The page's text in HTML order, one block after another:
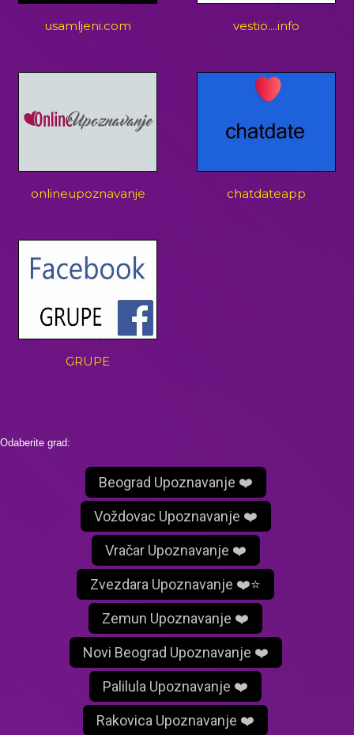
usamljeni.com vestio....info
onlineupoznavanje chatdateapp
GRUPE
Odaberite grad:
Beograd Upoznavanje ❤️
Voždovac Upoznavanje ❤️
Vračar Upoznavanje ❤️
Zvezdara Upoznavanje ❤️⭐
Zemun Upoznavanje ❤️
Novi Beograd Upoznavanje ❤️
Palilula Upoznavanje ❤️
Rakovica Upoznavanje ❤️